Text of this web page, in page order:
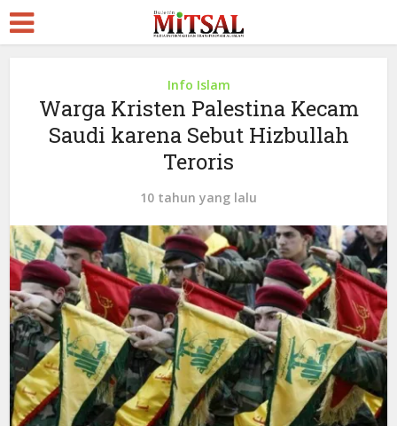
Info Islam
Warga Kristen Palestina Kecam
Saudi karena Sebut Hizbullah
Teroris
10 tahun yang lalu